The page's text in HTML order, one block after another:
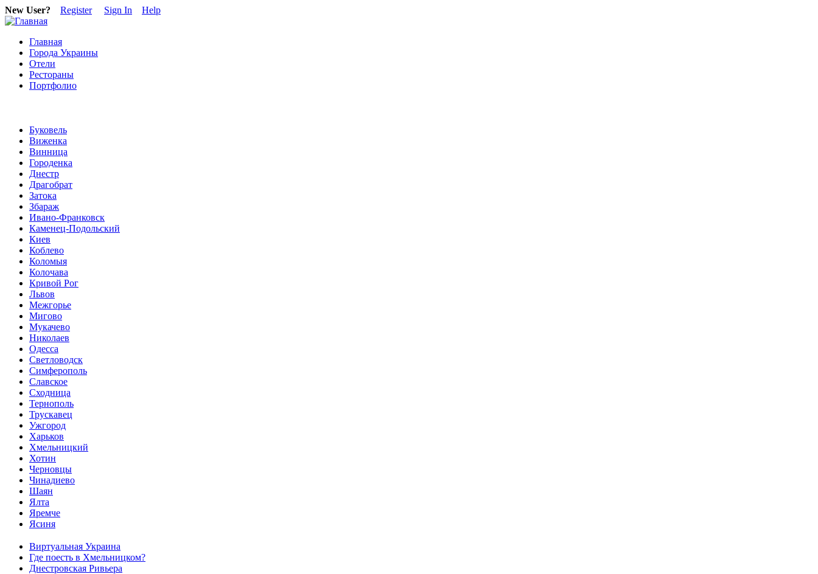
New User? Register Sign In Help
Главная
Города Украины
Отели
Рестораны
Портфолио
Буковель
Виженка
Винница
Городенка
Днестр
Драгобрат
Затока
Збараж
Ивано-Франковск
Каменец-Подольский
Киев
Коблево
Коломыя
Колочава
Кривой Рог
Львов
Межгорье
Мигово
Мукачево
Николаев
Одесса
Светловодск
Симферополь
Славское
Сходница
Тернополь
Трускавец
Ужгород
Харьков
Хмельницкий
Хотин
Черновцы
Чинадиево
Шаян
Ялта
Яремче
Ясиня
Виртуальная Украина
Где поесть в Хмельницком?
Днестровская Ривьера